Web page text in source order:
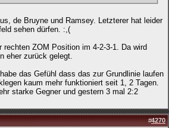
de Bruyne und Ramsey. Letzterer hat leider
sehen dürfen. :,(
ZOM Position im 4-2-3-1. Da wird
eher zurück gelegt.
das Gefühl dass das zur Grundlinie laufen
kaum mehr funktioniert seit 1, 2 Tagen.
starke Gegner und gestern 3 mal 2:2
#4270